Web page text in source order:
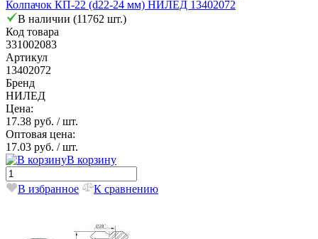
Колпачок КП-22 (d22-24 мм) НИЛЕД 13402072
В наличии (11762 шт.)
Код товара
331002083
Артикул
13402072
Бренд
НИЛЕД
Цена:
17.38 руб. / шт.
Оптовая цена:
17.03 руб. / шт.
В корзину
В избранное К сравнению